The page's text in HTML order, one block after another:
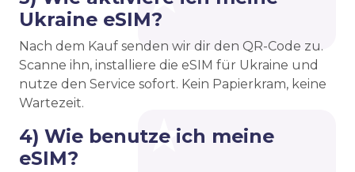
Ukraine eSIM?
Nach dem Kauf senden wir dir den QR-Code zu.
Scanne ihn, installiere die eSIM für Ukraine und
nutze den Service sofort. Kein Papierkram, keine
Wartezeit.
4) Wie benutze ich meine
eSIM?